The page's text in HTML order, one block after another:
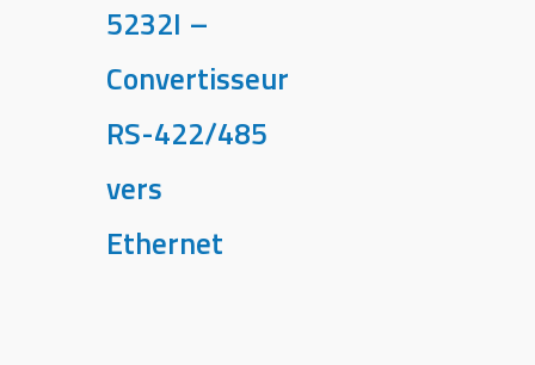
5232I –
Convertisseur
RS-422/485
vers
Ethernet